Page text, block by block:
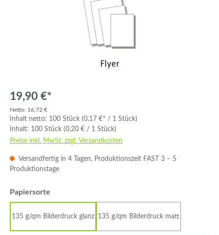
19,90 €*
Netto: 16,72 €
Inhalt netto: 100 Stück (0,17 €* / 1 Stück)
Inhalt: 100 Stück (0,20 € / 1 Stück)
Preise inkl. MwSt. zzgl. Versandkosten
Versandfertig in 4 Tagen, Produktionszeit FAST 3 – 5
Produktionstage
Papiersorte
135 g/qm Bilderdruck glanz 135 g/qm Bilderdruck matt